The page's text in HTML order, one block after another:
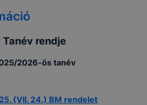
Tanév rendje
2026-ös tanév
(VII. 24.) BM rendelet